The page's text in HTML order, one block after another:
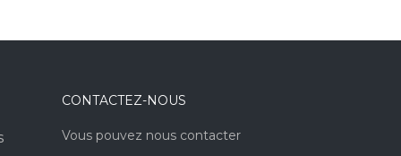
CONTACTEZ-NOUS
Vous pouvez nous contacter